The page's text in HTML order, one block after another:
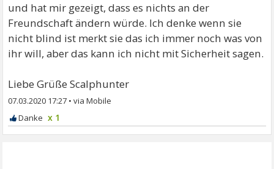
und hat mir gezeigt, dass es nichts an der
Freundschaft ändern würde. Ich denke wenn sie
nicht blind ist merkt sie das ich immer noch was von
ihr will, aber das kann ich nicht mit Sicherheit sagen.
Liebe Grüße Scalphunter
07.03.2020 17:27 •
x 1